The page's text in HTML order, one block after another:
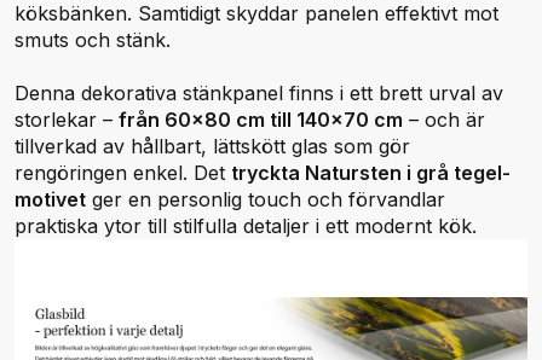
köksbänken. Samtidigt skyddar panelen effektivt mot
smuts och stänk.
Denna dekorativa stänkpanel finns i ett brett urval av
storlekar – från 60x80 cm till 140x70 cm – och är
tillverkad av hållbart, lättskött glas som gör
rengöringen enkel. Det tryckta Natursten i grå tegel-
motivet ger en personlig touch och förvandlar
praktiska ytor till stilfulla detaljer i ett modernt kök.